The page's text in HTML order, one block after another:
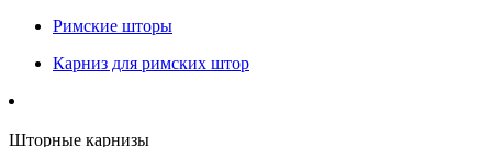
Римские шторы
Карниз для римских штор
Шторные карнизы